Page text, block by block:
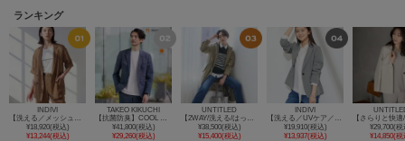
ランキング
INDIVI
¥18,920(税込)
¥13,244(税込)
TAKEO KIKUCHI
¥41,800(税込)
¥29,260(税込)
UNTITLED
¥38,500(税込)
¥15,400(税込)
INDIVI
¥19,910(税込)
¥13,937(税込)
¥29,700(税
¥14,850(税